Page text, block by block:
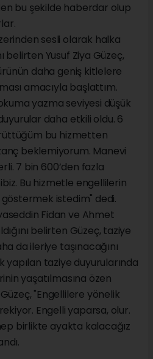
bu şekilde haberdar olup
sesli olarak halka
belirten Yusuf Ziya Güzeç,
daha geniş kitlelere
amacıyla başlattım.
yazma seviyesi düşük
daha etkili oldu. 6
bu hizmetten
beklemiyorum. Manevi
7 bin 600’den fazla
Bu hizmetle engellilerin
istedim" dedi.
Fidan ve Ahmet
belirten Güzeç, taziye
da ileriye taşınacağını
yapılan taziye duyurularında
yaşatılmasına özen
"Engellilere yönelik
Engelli yaparsa, olur.
birlikte ayakta kalacağız